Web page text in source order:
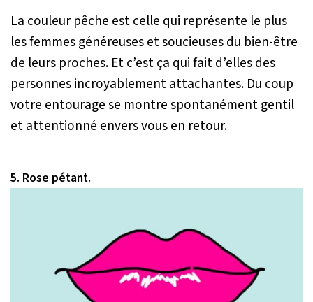
La couleur pêche est celle qui représente le plus
les femmes généreuses et soucieuses du bien-être
de leurs proches. Et c’est ça qui fait d’elles des
personnes incroyablement attachantes. Du coup
votre entourage se montre spontanément gentil
et attentionné envers vous en retour.
5. Rose pétant.